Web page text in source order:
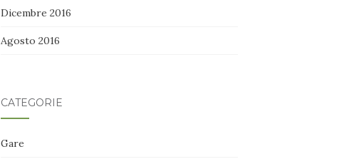
Dicembre 2016
Agosto 2016
CATEGORIE
Gare